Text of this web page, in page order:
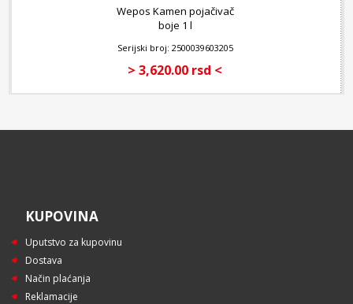
Wepos Kamen pojačivač
boje 1 l
Serijski broj: 2500039603205
> 3,620.00 rsd <
KUPOVINA
Uputstvo za kupovinu
Dostava
Način plaćanja
Reklamacije